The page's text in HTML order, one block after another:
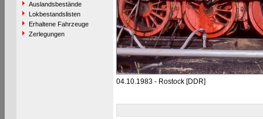
Auslandsbestände
Lokbestandslisten
Erhaltene Fahrzeuge
Zerlegungen
04.10.1983 - Rostock [DDR]